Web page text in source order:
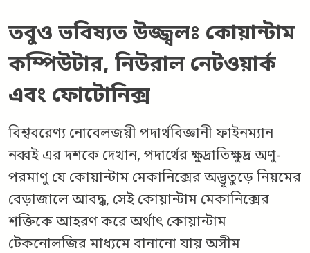
তবুও ভবিষ্যত উজ্জ্বলঃ কোয়ান্টাম
কম্পিউটার, নিউরাল নেটওয়ার্ক
এবং ফোটোনিক্স
বিশ্ববরেণ্য নোবেলজয়ী পদার্থবিজ্ঞানী ফাইনম্যান
নব্বই এর দশকে দেখান, পদার্থের ক্ষুদ্রাতিক্ষুদ্র অণু-
পরমাণু যে কোয়ান্টাম মেকানিক্সের অদ্ভূতুড়ে নিয়মের
বেড়াজালে আবদ্ধ, সেই কোয়ান্টাম মেকানিক্সের
শক্তিকে আহরণ করে অর্থাৎ কোয়ান্টাম
টেকনোলজির মাধ্যমে বানানো যায় অসীম